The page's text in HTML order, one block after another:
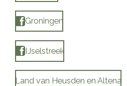
Groningen
IJselstreek
Land van Heusden en Altena